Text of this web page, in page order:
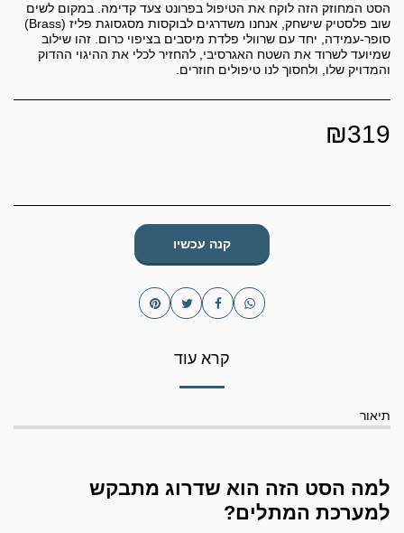
הסט המחוזק הזה לוקח את הטיפול בפרונט צעד קדימה. במקום לשים
שוב פלסטיק שישחק, אנחנו משדרגים לבוקסות מסגסוגת פליז (Brass)
סופר-עמידה, יחד עם שרוולי פלדת מיסבים בציפוי כרום. זהו שילוב
שמיועד לשרוד את השטח האגרסיבי, להחזיר לכלי את ההיגוי ההדוק
והמדויק שלו, ולחסוך לנו טיפולים חוזרים.
₪319
קנה עכשיו
קרא עוד
תיאור
למה הסט הזה הוא שדרוג מתבקש
למערכת המתלים?